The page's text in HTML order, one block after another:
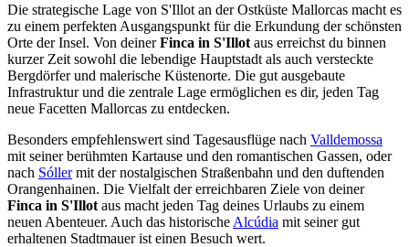
Die strategische Lage von S'Illot an der Ostküste Mallorcas macht es
zu einem perfekten Ausgangspunkt für die Erkundung der schönsten
Orte der Insel. Von deinerFinca in S'Illot aus erreichst du binnen
kurzer Zeit sowohl die lebendige Hauptstadt als auch versteckte
Bergdörfer und malerische Küstenorte. Die gut ausgebaute
Infrastruktur und die zentrale Lage ermöglichen es dir, jeden Tag
neue Facetten Mallorcas zu entdecken.
Besonders empfehlenswert sind Tagesausflüge nach Valldemossa
mit seiner berühmten Kartause und den romantischen Gassen, oder
nach Sóllermit der nostalgischen Straßenbahn und den duftenden
Orangenhainen. Die Vielfalt der erreichbaren Ziele von deiner
Finca in S'Illot aus macht jeden Tag deines Urlaubs zu einem
neuen Abenteuer. Auch das historische Alcúdia mit seiner gut
erhaltenen Stadtmauer ist einen Besuch wert.